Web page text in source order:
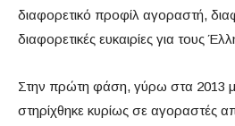
διαφορετικό προφίλ αγοραστή,
διαφορετικές ευκαιρίες για τους
Στην πρώτη φάση, γύρω στα 2013
στηρίχθηκε κυρίως σε αγοραστές